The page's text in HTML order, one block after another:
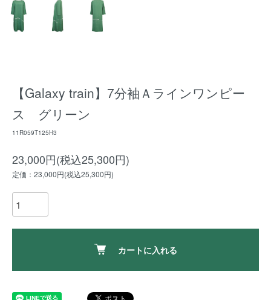
【Galaxy train】7分袖Ａラインワンピー
ス グリーン
11R059T125H3
23,000円(税込25,300円)
定価：23,000円(税込25,300円)
カートに入れる